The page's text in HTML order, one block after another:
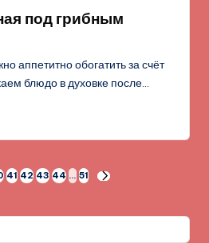
под грибным
аппетитно обогатить за счёт
блюдо в духовке после…
41 42 43 44 … 51
СЛЕД.